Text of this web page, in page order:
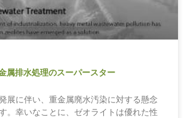
属排水処理のスーパースター
展に伴い、重金属廃水汚染に対する懸念
。幸いなことに、ゼオライトは優れた性